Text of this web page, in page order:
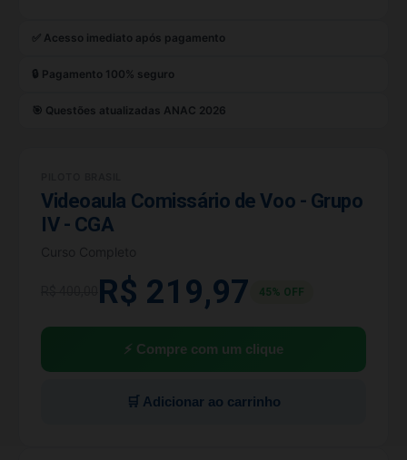
✅ Acesso imediato após pagamento
🔒 Pagamento 100% seguro
🎯 Questões atualizadas ANAC 2026
Videoaula Comissário de Voo - Grupo
IV - CGA
R$ 219,97 45% OFF
⚡ Compre com um clique
🛒 Adicionar ao carrinho